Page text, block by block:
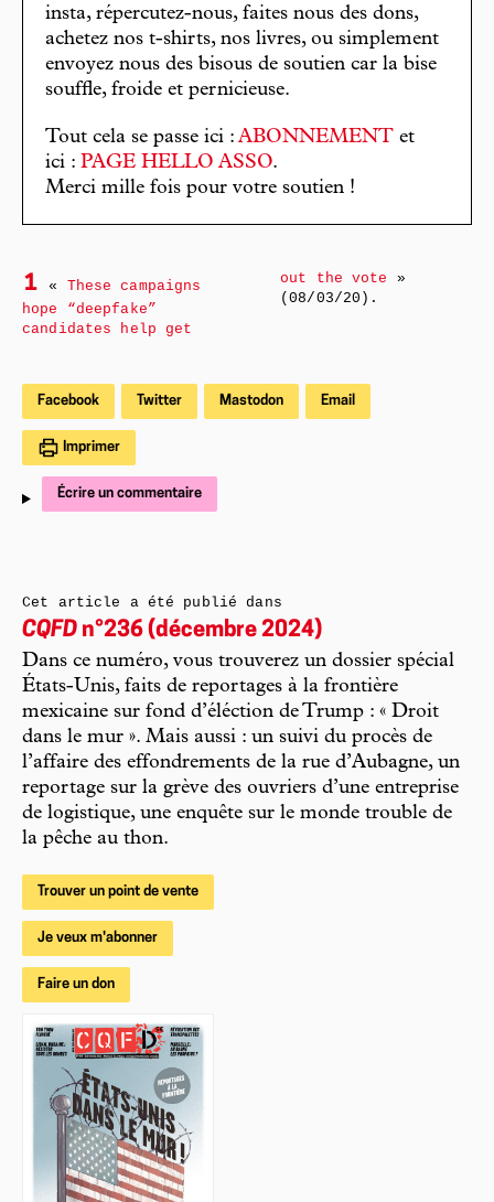
insta, répercutez-nous, faites nous des dons,
achetez nos t-shirts, nos livres, ou simplement
envoyez nous des bisous de soutien car la bise
souffle, froide et pernicieuse.
Tout cela se passe ici : ABONNEMENT et
ici : PAGE HELLO ASSO.
Merci mille fois pour votre soutien !
1 « These campaigns
hope “deepfake”
candidates help get
out the vote
»
(08/03/20).
Facebook Twitter Mastodon Email
Imprimer
Écrire un commentaire
Cet article a été publié dans
CQFD n°236 (décembre 2024)
Dans ce numéro, vous trouverez un dossier spécial
États-Unis, faits de reportages à la frontière
mexicaine sur fond d’éléction de Trump : « Droit
dans le mur ». Mais aussi : un suivi du procès de
l’affaire des effondrements de la rue d’Aubagne, un
reportage sur la grève des ouvriers d’une entreprise
de logistique, une enquête sur le monde trouble de
la pêche au thon.
Trouver un point de vente
Je veux m'abonner
Faire un don